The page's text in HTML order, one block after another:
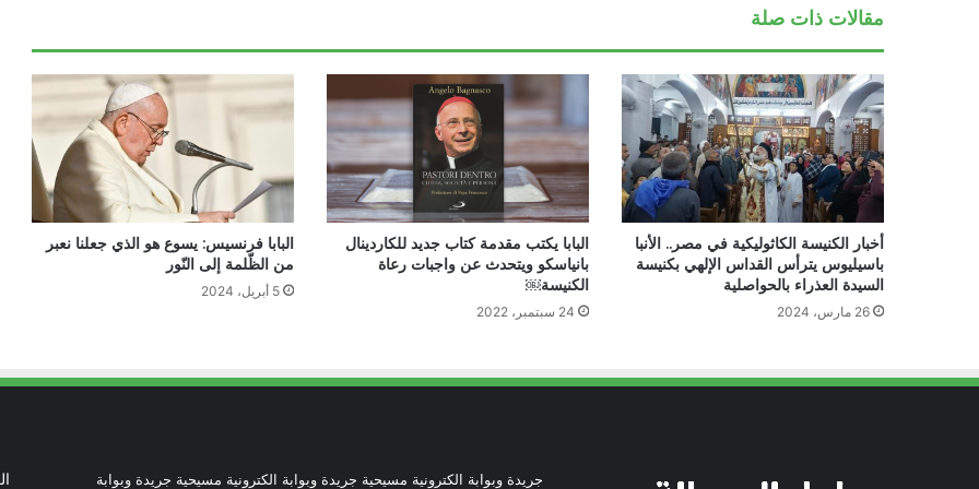
الصراع في الشرق الأوسط
الكاردينال بيتسابالا: الكنيسة لن تتخلى أبدًا
عن المحتاجين في غزة
دعوة مشتركة لتجديد الإيمان وترسيخ السلام
والحوار.. رسالة دائرة الحوار بين الأديان
بمناسبة رمضان وعيد الفطر
مقالات ذات صلة
أخبار الكنيسة الكاثوليكية في مصر.. الأنبا
باسيليوس يترأس القداس الإلهي بكنيسة
السيدة العذراء بالحواصلية
26 مارس، 2024
البابا يكتب مقدمة كتاب جديد للكاردينال
بانياسكو ويتحدث عن واجبات رعاة
الكنيسة￼
24 سبتمبر، 2022
البابا فرنسيس: يسوع هو الذي جعلنا نعبر
من الظّلمة إلى النّور
5 أبريل، 2024
جريدة وبوابة الكترونية مسيحية جريدة وبوابة الكترونية مسيحية جريدة وبوابة